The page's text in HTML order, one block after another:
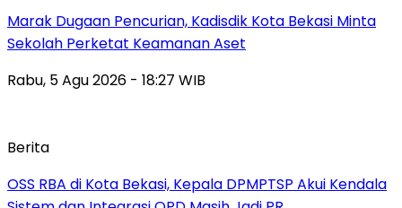
‎Marak Dugaan Pencurian, Kadisdik Kota Bekasi Minta
Sekolah Perketat Keamanan Aset
Rabu, 5 Agu 2026 - 18:27 WIB
Berita
‎OSS RBA di Kota Bekasi, Kepala DPMPTSP Akui Kendala